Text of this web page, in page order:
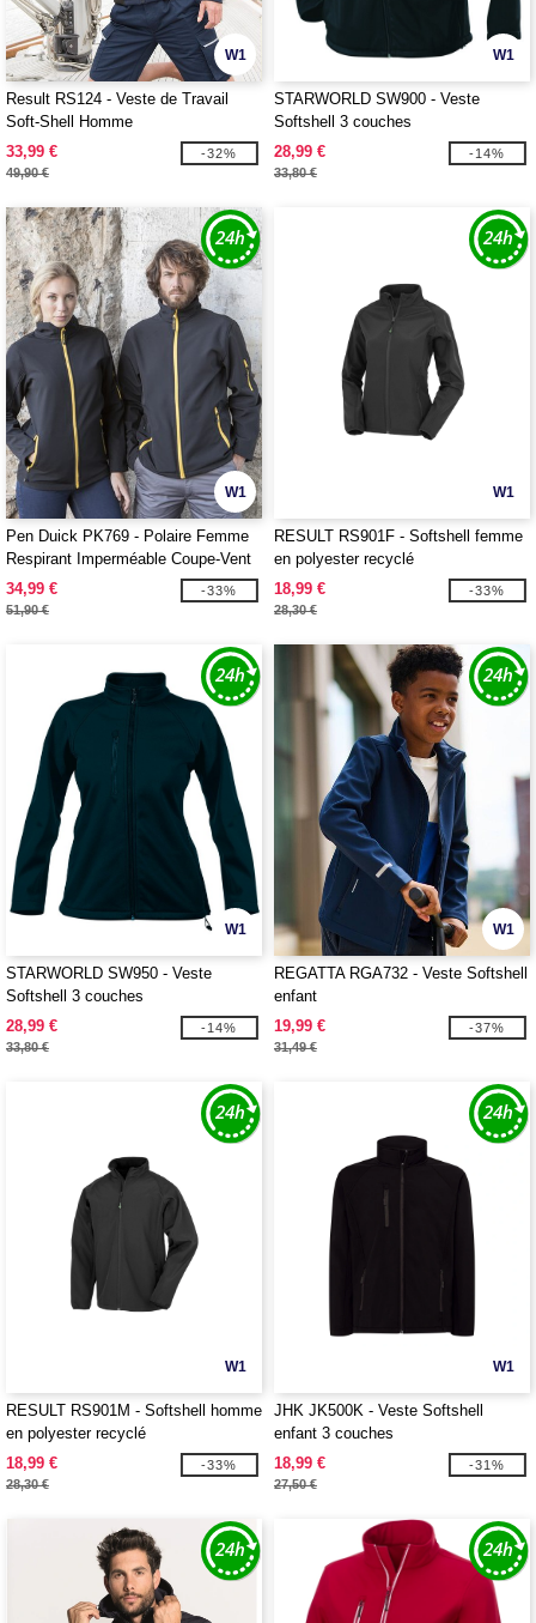
W1
Result RS124 - Veste de Travail
Soft-Shell Homme
33,99 €
49,90 €
-32%
W1
STARWORLD SW900 - Veste
Softshell 3 couches
28,99 €
33,80 €
-14%
W1
Pen Duick PK769 - Polaire Femme
Respirant Imperméable Coupe-Vent
34,99 €
51,90 €
-33%
W1
RESULT RS901F - Softshell femme
en polyester recyclé
18,99 €
28,30 €
-33%
W1
STARWORLD SW950 - Veste
Softshell 3 couches
28,99 €
33,80 €
-14%
W1
REGATTA RGA732 - Veste Softshell
enfant
19,99 €
31,49 €
-37%
W1
RESULT RS901M - Softshell homme
en polyester recyclé
18,99 €
28,30 €
-33%
W1
JHK JK500K - Veste Softshell
enfant 3 couches
18,99 €
27,50 €
-31%